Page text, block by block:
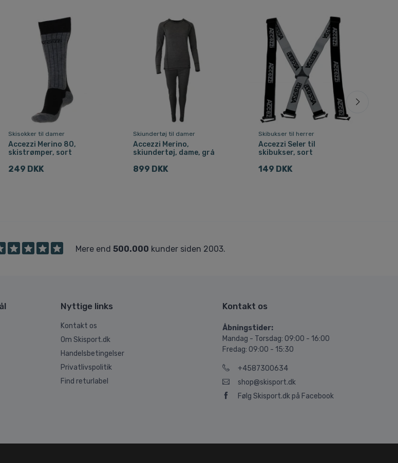
Skisokker til damer
Accezzi Merino 80,
skistrømper, sort
249 DKK
Skiundertøj til damer
Accezzi Merino,
skiundertøj, dame, grå
899 DKK
Skibukser til herrer
Accezzi Seler til
skibukser, sort
149 DKK
Mere end 500.000 kunder siden 2003.
Nyttige links
Kontakt os
Om Skisport.dk
Handelsbetingelser
Privatlivspolitik
Find returlabel
Kontakt os
Åbningstider:
Mandag - Torsdag: 09:00 - 16:00
Fredag: 09:00 - 15:30
+4587300634
shop@skisport.dk
Følg Skisport.dk på Facebook